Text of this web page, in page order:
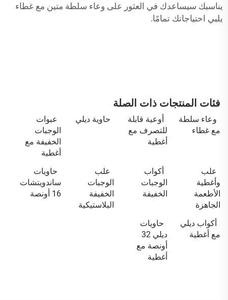
يناسبك سيساعدك في العثور على وعاء سلطة متين مع غطاء
يلبي احتياجاتك تمامًا.
فئات المنتجات ذات الصلة
وعاء سلطة
مع غطاء
أوعية قابلة
للتصرف مع
أغطية
حاوية ديلي
عبوات
الوجبات
الخفيفة مع
أغطية
علب
وأغطية
الأطعمة
الجاهزة
أكواب
الوجبات
الخفيفة
علب
الوجبات
الخفيفة
البلاستيكية
حاويات
ساندويتشات
16 أونصة
أكواب ديلي
مع أغطية
حاويات
ديلي 32
أونصة مع
أغطية